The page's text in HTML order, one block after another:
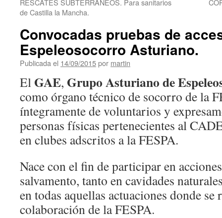
RESCATES SUBTERRANEOS. Para sanitarios
de Castilla la Mancha.
Convocadas pruebas de
Espeleosocorro Asturiano.
Publicada el 14/09/2015por martin
El GAE, Grupo Asturiano de
como órgano técnico de socorro de la
íntegramente de voluntarios y
personas físicas pertenecientes al
en clubes adscritos a la FESPA.
Nace con el fin de participar en
salvamento, tanto en cavidades
en todas aquellas actuaciones donde se
colaboración de la FESPA.